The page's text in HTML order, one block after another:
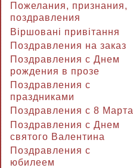
Пожелания, признания,
поздравления
Віршовані привітання
Поздравления на заказ
Поздравления с Днем
рождения в прозе
Поздравления с
праздниками
Поздравления с 8 Марта
Поздравления с Днем
святого Валентина
Поздравления с
юбилеем